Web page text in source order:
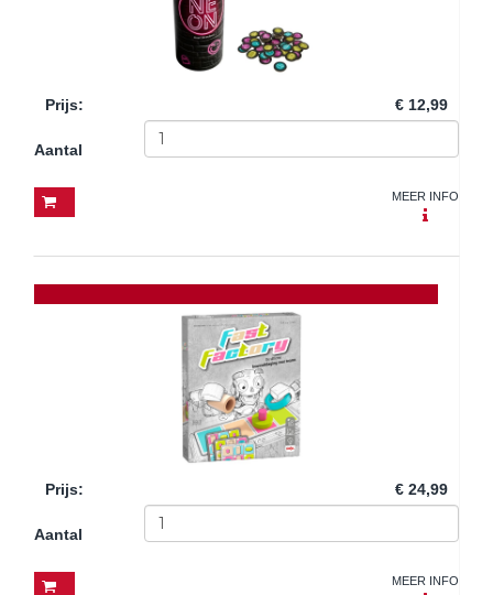
Prijs: € 12,99
Aantal
MEER INFO
Prijs: € 24,99
Aantal
MEER INFO